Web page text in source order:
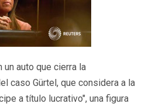
un auto que cierra la
caso Gürtel, que considera a la
a título lucrativo", una figura